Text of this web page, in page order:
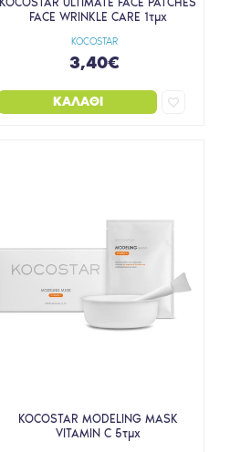
KOCOSTAR
FACE WRINKLE CARE 1τμχ
3,40€
ΚΑΛΆΘΙ
KOCOSTAR MODELING MASK
VITAMIN C 5τμχ